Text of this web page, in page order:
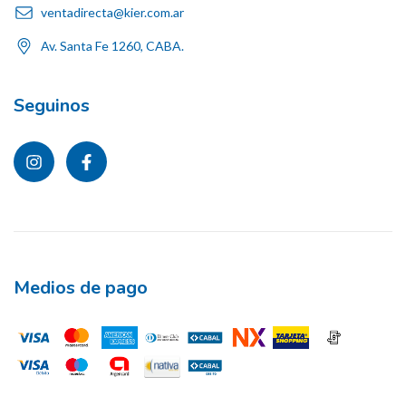
ventadirecta@kier.com.ar
Av. Santa Fe 1260, CABA.
Seguinos
Medios de pago